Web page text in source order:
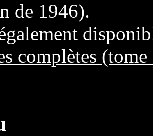
de 1946).
complètes (tome